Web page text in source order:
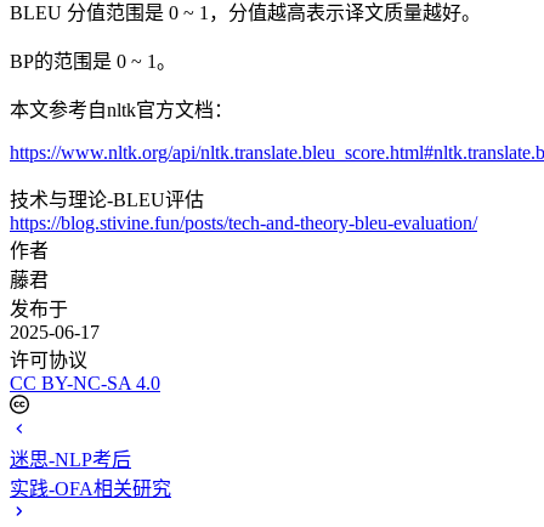
BLEU 分值范围是 0 ~ 1，分值越高表示译文质量越好。
BP的范围是 0 ~ 1。
本文参考自nltk官方文档：
https://www.nltk.org/api/
技术与理论-BLEU评估
https://blog.stivine.fun/posts/tech-and-theory-bleu-evaluation/
作者
藤君
发布于
2025-06-17
许可协议
CC BY-NC-SA 4.0
迷思-NLP考后
实践-OFA相关研究